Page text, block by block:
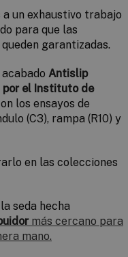
un exhaustivo trabajo
para que las
garantizadas.
Antislip
el Instituto de
los ensayos de
(C3), rampa (R10) y
en las colecciones
seda hecha
más cercano para
mano.